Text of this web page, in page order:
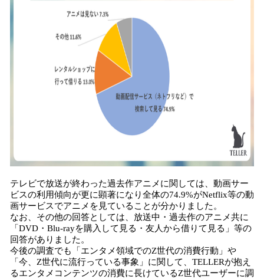
テレビで放送が終わった過去作アニメに関しては、動画サー
ビスの利用傾向が更に顕著になり全体の74.9%がNetflix等の動
画サービスでアニメを見ていることが分かりました。
なお、その他の回答としては、放送中・過去作のアニメ共に
「DVD・Blu-rayを購入して見る・友人から借りて見る」等の
回答がありました。
今後の調査でも「エンタメ領域でのZ世代の消費行動」や
「今、Z世代に流行っている事象」に関して、TELLERが抱え
るエンタメコンテンツの消費に長けているZ世代ユーザーに調